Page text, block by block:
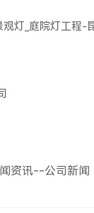
观灯_庭院灯工程-
资讯--公司新闻